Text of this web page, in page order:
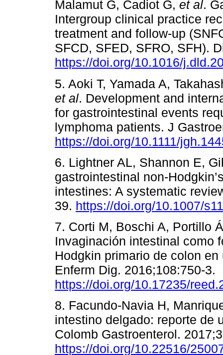
Malamut G, Cadiot G, et al.
Intergroup clinical practice
treatment and follow-up
SFCD, SFED, SFRO, SFH).
https://doi.org/10.1016/
5. Aoki T, Yamada A,
et al. Development and
for gastrointestinal events
lymphoma patients. J
https://doi.org/10.1111/
6. Lightner AL, Shannon E,
gastrointestinal non-
intestines: A systematic
39. https://doi.org/10.1007/
7. Corti M, Boschi A, Portillo
Invaginación intestinal como
Hodgkin primario de colon
Enferm Dig. 2016;108:750-3.
https://doi.org/10.17235/
8. Facundo-Navia H,
intestino delgado: reporte de
Colomb Gastroenterol.
https://doi.org/10.22516/